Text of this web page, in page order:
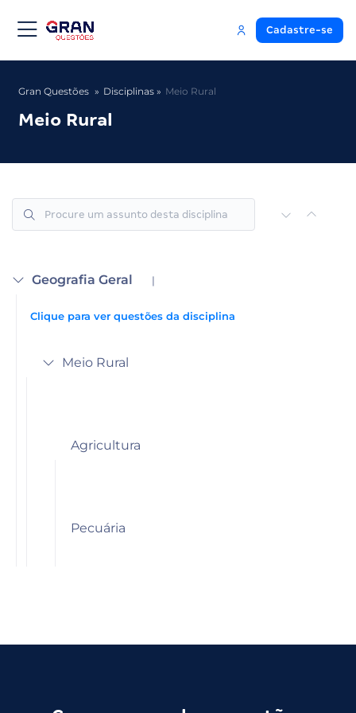
Cadastre-se
Gran Questões Disciplinas Meio Rural
Meio Rural
Geografia Geral |
Clique para ver questões da disciplina
Meio Rural
Agricultura
Pecuária